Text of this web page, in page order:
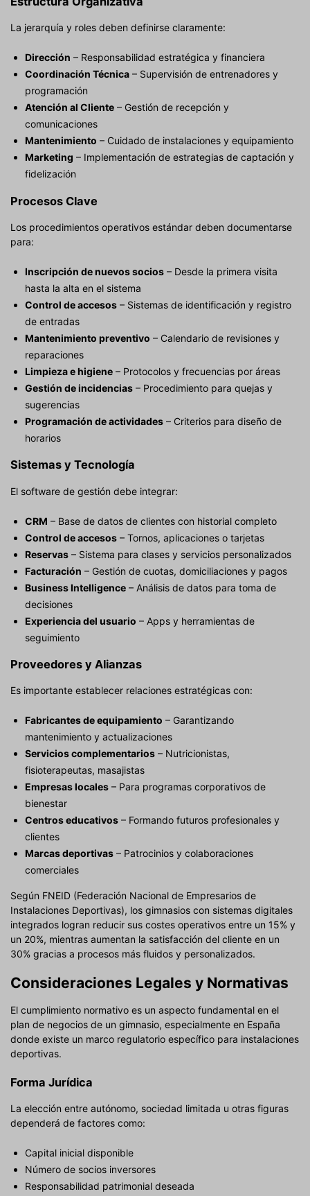
La jerarquía y roles deben definirse claramente:
Dirección – Responsabilidad estratégica y financiera
Coordinación Técnica – Supervisión de entrenadores y
programación
Atención al Cliente – Gestión de recepción y
comunicaciones
Mantenimiento – Cuidado de instalaciones y equipamiento
Marketing – Implementación de estrategias de captación y
fidelización
Procesos Clave
Los procedimientos operativos estándar deben documentarse
para:
Inscripción de nuevos socios – Desde la primera visita
hasta la alta en el sistema
Control de accesos – Sistemas de identificación y registro
de entradas
Mantenimiento preventivo – Calendario de revisiones y
reparaciones
Limpieza e higiene – Protocolos y frecuencias por áreas
Gestión de incidencias – Procedimiento para quejas y
sugerencias
Programación de actividades – Criterios para diseño de
horarios
Sistemas y Tecnología
El software de gestión debe integrar:
CRM – Base de datos de clientes con historial completo
Control de accesos – Tornos, aplicaciones o tarjetas
Reservas – Sistema para clases y servicios personalizados
Facturación – Gestión de cuotas, domiciliaciones y pagos
Business Intelligence – Análisis de datos para toma de
decisiones
Experiencia del usuario – Apps y herramientas de
seguimiento
Proveedores y Alianzas
Es importante establecer relaciones estratégicas con:
Fabricantes de equipamiento – Garantizando
mantenimiento y actualizaciones
Servicios complementarios – Nutricionistas,
fisioterapeutas, masajistas
Empresas locales – Para programas corporativos de
bienestar
Centros educativos – Formando futuros profesionales y
clientes
Marcas deportivas – Patrocinios y colaboraciones
comerciales
Según FNEID (Federación Nacional de Empresarios de
Instalaciones Deportivas), los gimnasios con sistemas digitales
integrados logran reducir sus costes operativos entre un 15% y
un 20%, mientras aumentan la satisfacción del cliente en un
30% gracias a procesos más fluidos y personalizados.
Consideraciones Legales y Normativas
El cumplimiento normativo es un aspecto fundamental en el
plan de negocios de un gimnasio, especialmente en España
donde existe un marco regulatorio específico para instalaciones
deportivas.
Forma Jurídica
La elección entre autónomo, sociedad limitada u otras figuras
dependerá de factores como:
Capital inicial disponible
Número de socios inversores
Responsabilidad patrimonial deseada